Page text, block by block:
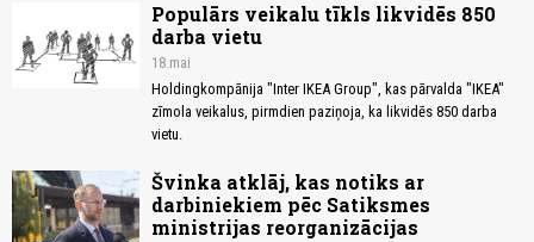
Populārs veikalu tīkls likvidēs 850
darba vietu
18.mai
Holdingkompānija "Inter IKEA Group", kas pārvalda "IKEA"
zīmola veikalus, pirmdien paziņoja, ka likvidēs 850 darba
vietu.
Švinka atklāj, kas notiks ar
darbiniekiem pēc Satiksmes
ministrijas reorganizācijas